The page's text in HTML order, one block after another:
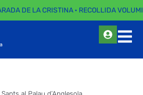
DE LA CRISTINA · RECOLLIDA